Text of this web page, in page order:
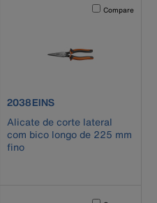
will cause content on the page to
Activating this
Compare
product number 2038EINS
2038EINS
Alicate de corte lateral
com bico longo de 225 mm
fino
will cause content on the page to
Activating this